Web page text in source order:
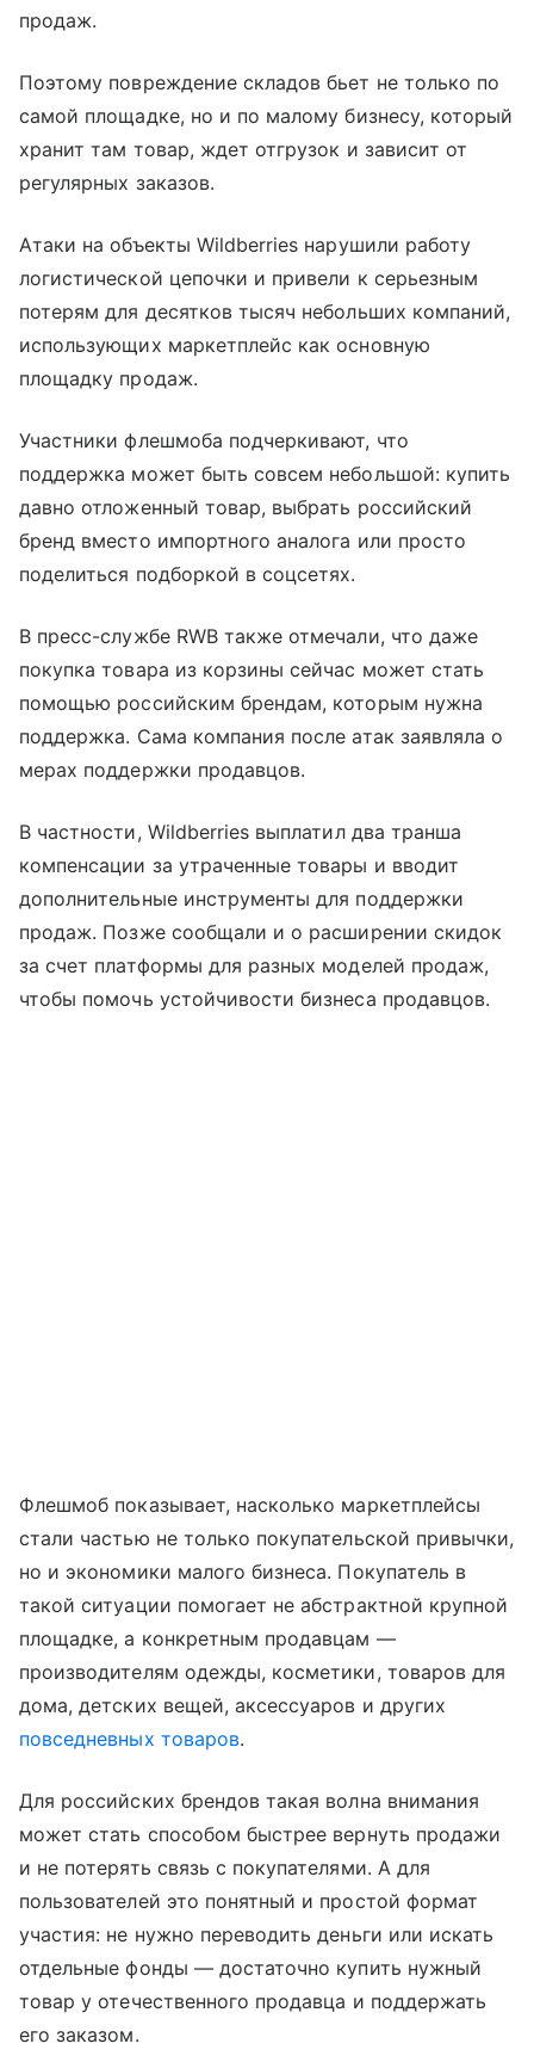
продаж.
Поэтому повреждение складов бьет не только по
самой площадке, но и по малому бизнесу, который
хранит там товар, ждет отгрузок и зависит от
регулярных заказов.
Атаки на объекты Wildberries нарушили работу
логистической цепочки и привели к серьезным
потерям для десятков тысяч небольших компаний,
использующих маркетплейс как основную
площадку продаж.
Участники флешмоба подчеркивают, что
поддержка может быть совсем небольшой: купить
давно отложенный товар, выбрать российский
бренд вместо импортного аналога или просто
поделиться подборкой в соцсетях.
В пресс-службе RWB также отмечали, что даже
покупка товара из корзины сейчас может стать
помощью российским брендам, которым нужна
поддержка. Сама компания после атак заявляла о
мерах поддержки продавцов.
В частности, Wildberries выплатил два транша
компенсации за утраченные товары и вводит
дополнительные инструменты для поддержки
продаж. Позже сообщали и о расширении скидок
за счет платформы для разных моделей продаж,
чтобы помочь устойчивости бизнеса продавцов.
Флешмоб показывает, насколько маркетплейсы
стали частью не только покупательской привычки,
но и экономики малого бизнеса. Покупатель в
такой ситуации помогает не абстрактной крупной
площадке, а конкретным продавцам —
производителям одежды, косметики, товаров для
дома, детских вещей, аксессуаров и других
повседневных товаров.
Для российских брендов такая волна внимания
может стать способом быстрее вернуть продажи
и не потерять связь с покупателями. А для
пользователей это понятный и простой формат
участия: не нужно переводить деньги или искать
отдельные фонды — достаточно купить нужный
товар у отечественного продавца и поддержать
его заказом.